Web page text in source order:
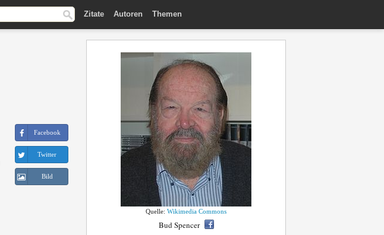
Zitate Autoren Themen
Facebook
Twitter
Bild
Quelle: Wikimedia Commons
Bud Spencer